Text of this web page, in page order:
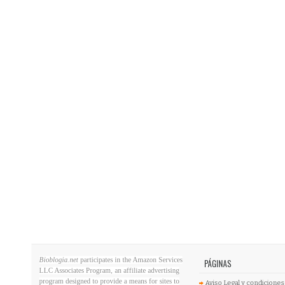
Bioblogia.net participates in the Amazon Services
LLC Associates Program, an affiliate advertising
program designed to provide a means for sites to
PÁGINAS
Aviso Legal y